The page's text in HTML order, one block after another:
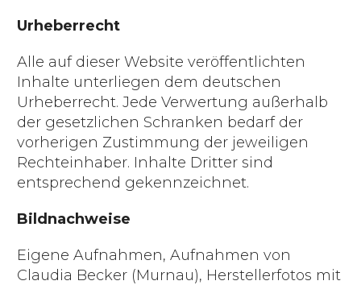
Urheberrecht
Alle auf dieser Website veröffentlichten
Inhalte unterliegen dem deutschen
Urheberrecht. Jede Verwertung außerhalb
der gesetzlichen Schranken bedarf der
vorherigen Zustimmung der jeweiligen
Rechteinhaber. Inhalte Dritter sind
entsprechend gekennzeichnet.
Bildnachweise
Eigene Aufnahmen, Aufnahmen von
Claudia Becker (Murnau), Herstellerfotos mit